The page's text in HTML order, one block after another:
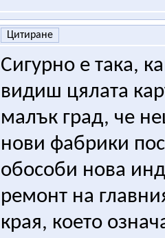
Цитиране
Сигурно е така,
видиш цялата
малък град, че
нови фабрики
обособи нова
ремонт на
края, което